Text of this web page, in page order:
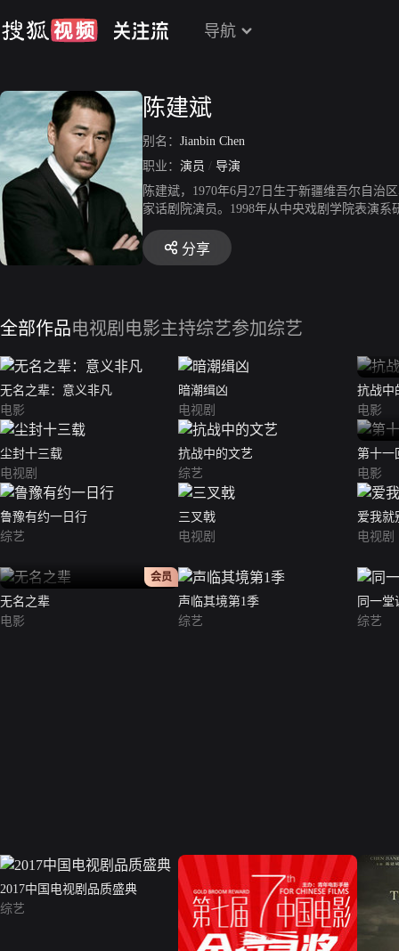
导航
陈建斌
别名： Jianbin Chen
职业： 演员 / 导演
陈建斌，1970年6月27日生于新疆维吾尔自治
家话剧院演员。1998年从中央戏剧学院表演
婚十年》，获得第24届中国电视剧飞天奖优
鹰奖观众喜爱的电视剧男演员奖。2010年，
4年，凭借自编自导自演电影《一个勺子》获
影《第十一回》上映；11月，主演的都市情
学艺术界2022春节大联欢》。
分享
全部作品电视剧 电影主持综艺参加综艺
无名之辈：意义非凡
电影
暗潮缉凶
电视剧
抗战中
电影
尘封十三载
电视剧
抗战中的文艺
综艺
第十一
电影
鲁豫有约一日行
综艺
三叉戟
电视剧
爱我就
电视剧
正片
会员
无名之辈
电影
声临其境第1季
综艺
同一堂
综艺
2017中国电视剧品质盛典
综艺